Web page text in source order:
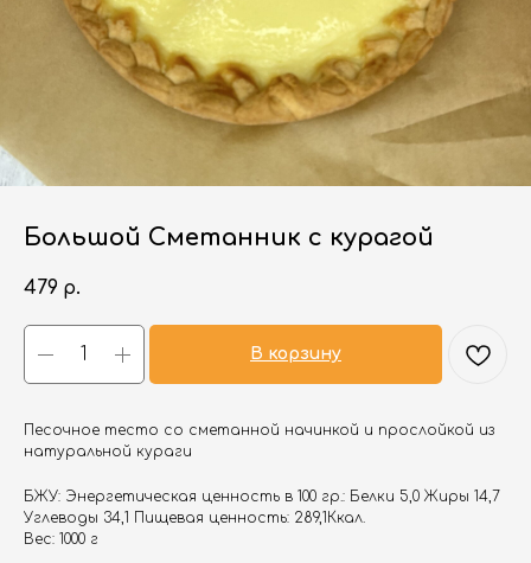
Большой Сметанник с курагой
479 р.
В корзину
Песочное тесто со сметанной начинкой и прослойкой из
натуральной кураги
БЖУ: Энергетическая ценность в 100 гр.: Белки 5,0 Жиры 14,7
Углеводы 34,1 Пищевая ценность: 289,1Ккал.
Вес: 1000 г